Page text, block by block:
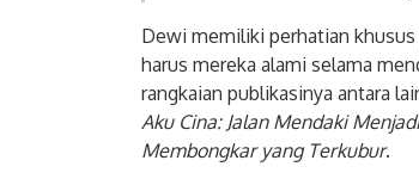
Dewi memiliki perhatian
harus mereka alami selama
rangkaian publikasinya antara
Aku Cina: Jalan Mendaki
Membongkar yang Terkubur.